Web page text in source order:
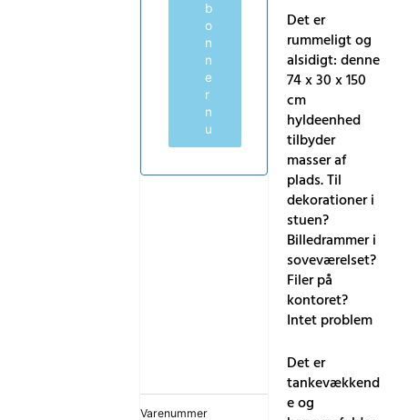
b
o
n
n
e
r
n
u
Varenummer
Det er
rummeligt og
alsidigt: denne
74 x 30 x 150
cm
hyldeenhed
tilbyder
masser af
plads. Til
dekorationer i
stuen?
Billedrammer i
soveværelset?
Filer på
kontoret?
Intet problem
Det er
tankevækkend
e og